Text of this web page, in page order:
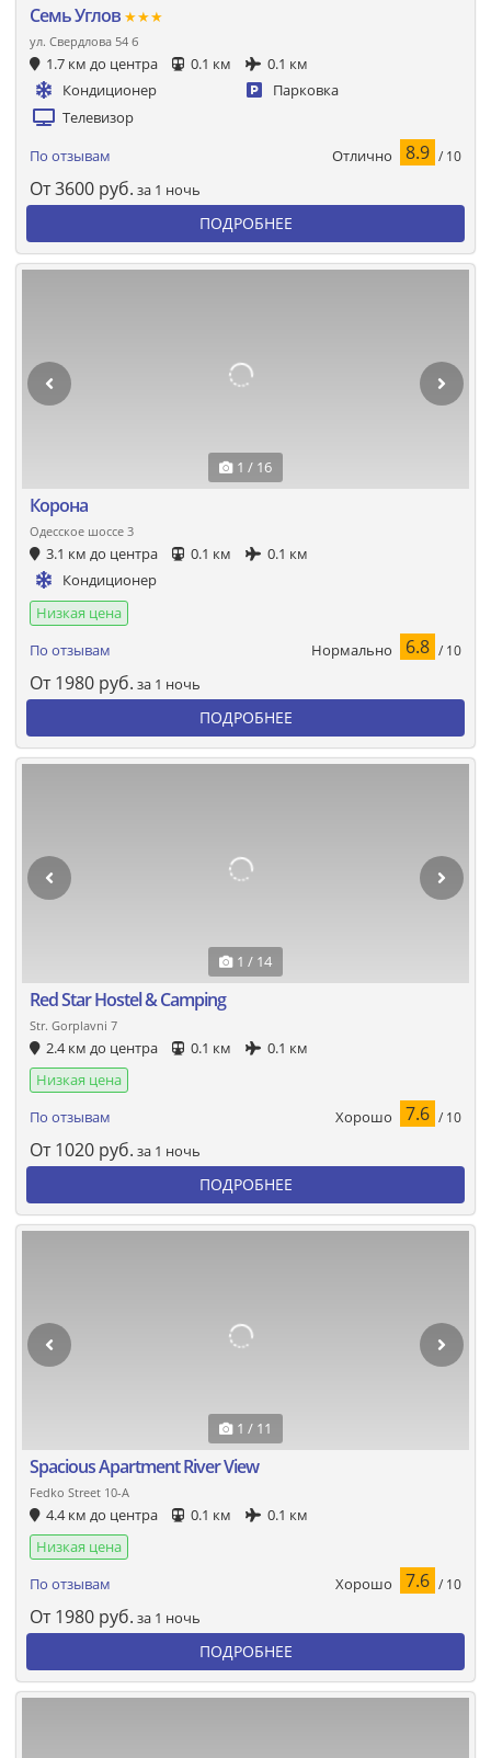
Семь Углов ★★★
ул. Свердлова 54 б
1.7 км до центра 0.1 км
0.1 км
Кондиционер
Парковка
Телевизор
По отзывам Отлично 8.9 / 10
От3600 руб. за 1 ночь
ПОДРОБНЕЕ
1 / 16
Корона
Одесское шоссе 3
3.1 км до центра 0.1 км
0.1 км
Кондиционер
Низкая цена
По отзывам
Нормально 6.8 / 10
От 1980 руб. за 1 ночь
ПОДРОБНЕЕ
1 / 14
Red Star Hostel & Camping
Str. Gorplavni 7
2.4 км до центра 0.1 км
0.1 км
Низкая цена
По отзывам
Хорошо 7.6 / 10
От 1020 руб. за 1 ночь
ПОДРОБНЕЕ
1 / 11
Spacious Apartment River View
Fedko Street 10-А
4.4 км до центра 0.1 км
0.1 км
Низкая цена
По отзывам
Хорошо 7.6 / 10
От 1980 руб. за 1 ночь
ПОДРОБНЕЕ